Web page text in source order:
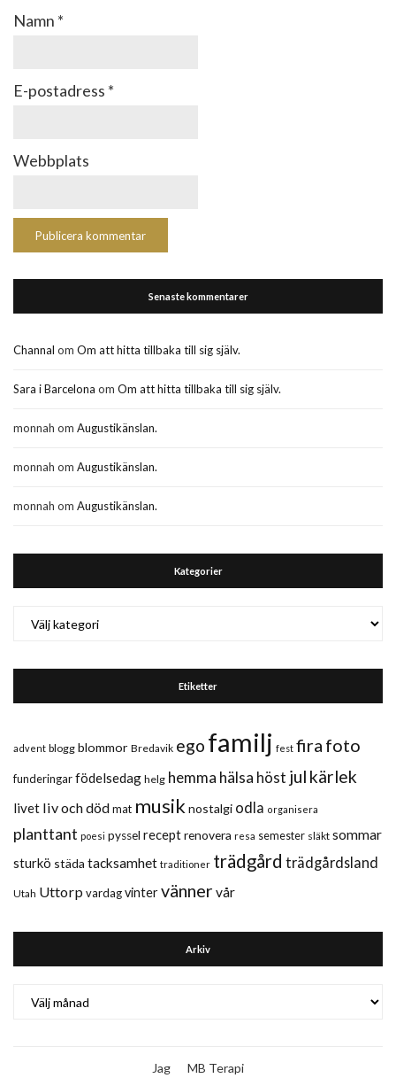
Namn *
E-postadress *
Webbplats
Senaste kommentarer
Channal om Om att hitta tillbaka till sig själv.
Sara i Barcelona om Om att hitta tillbaka till sig själv.
monnah om Augustikänslan.
monnah om Augustikänslan.
monnah om Augustikänslan.
Kategorier
Etiketter
advent blogg blommor Bredavik ego familj fest fira foto
funderingarfödelsedag helg hemma hälsa höst jul kärlek
livet liv och dödmat musik nostalgi odla organisera
planttant poesi pyssel receptrenovera resa semester släkt sommar
sturkö städa tacksamhet traditioner trädgård trädgårdsland
Utah Uttorp vardagvintervänner vår
Arkiv
Jag MB Terapi